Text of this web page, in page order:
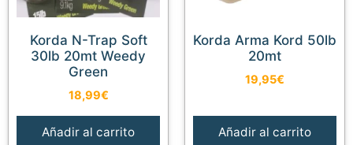
Korda N-Trap Soft
30lb 20mt Weedy
Green
18,99€
Añadir al carrito
Korda Arma Kord 50lb
20mt
19,95€
Añadir al carrito